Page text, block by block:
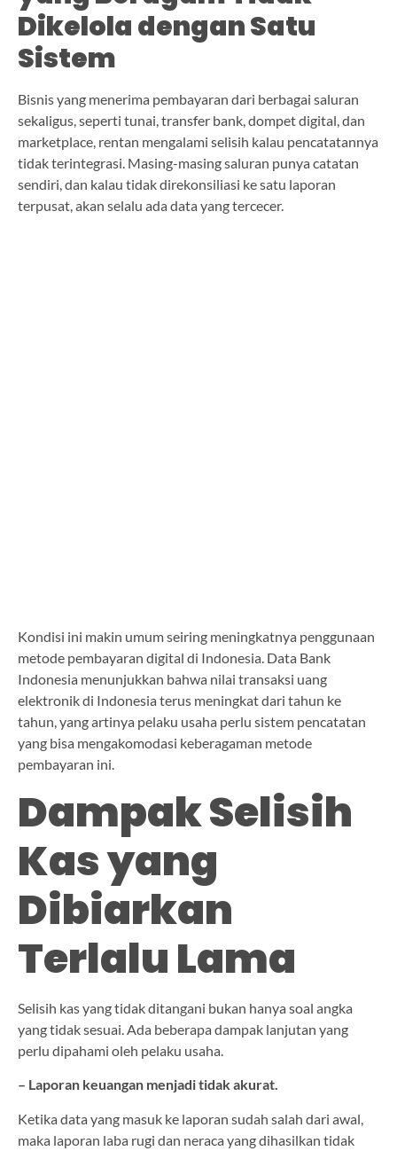
Dikelola dengan Satu
Sistem
Bisnis yang menerima pembayaran dari berbagai saluran
sekaligus, seperti tunai, transfer bank, dompet digital, dan
marketplace, rentan mengalami selisih kalau pencatatannya
tidak terintegrasi. Masing-masing saluran punya catatan
sendiri, dan kalau tidak direkonsiliasi ke satu laporan
terpusat, akan selalu ada data yang tercecer.
Kondisi ini makin umum seiring meningkatnya penggunaan
metode pembayaran digital di Indonesia. Data Bank
Indonesia menunjukkan bahwa nilai transaksi uang
elektronik di Indonesia terus meningkat dari tahun ke
tahun, yang artinya pelaku usaha perlu sistem pencatatan
yang bisa mengakomodasi keberagaman metode
pembayaran ini.
Dampak Selisih
Kas yang
Dibiarkan
Terlalu Lama
Selisih kas yang tidak ditangani bukan hanya soal angka
yang tidak sesuai. Ada beberapa dampak lanjutan yang
perlu dipahami oleh pelaku usaha.
– Laporan keuangan menjadi tidak akurat.
Ketika data yang masuk ke laporan sudah salah dari awal,
maka laporan laba rugi dan neraca yang dihasilkan tidak